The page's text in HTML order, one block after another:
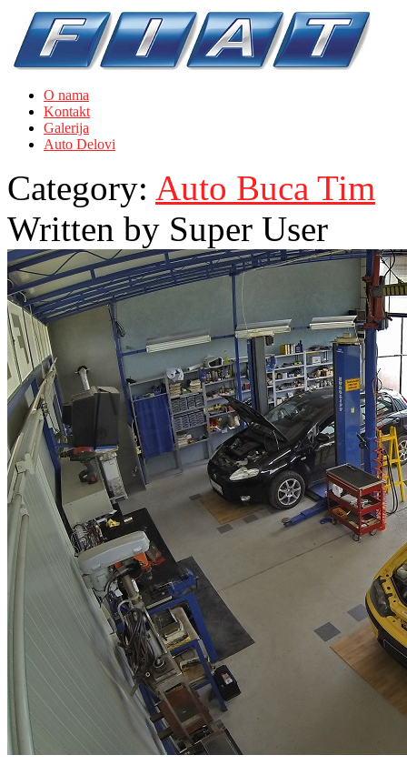
O nama
Kontakt
Galerija
Auto Delovi
Category: Auto Buca Tim
Written by Super User